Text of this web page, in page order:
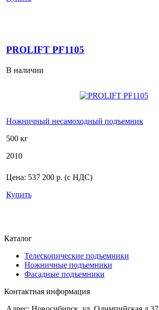
PROLIFT PF1105
В наличии
Ножничный несамоходный подъемник
500 кг
2010
Цена: 537 200 р. (с НДС)
Купить
Каталог
Телескопические подъемники
Ножничные подъемники
Фасадные подъемники
Контактная информация